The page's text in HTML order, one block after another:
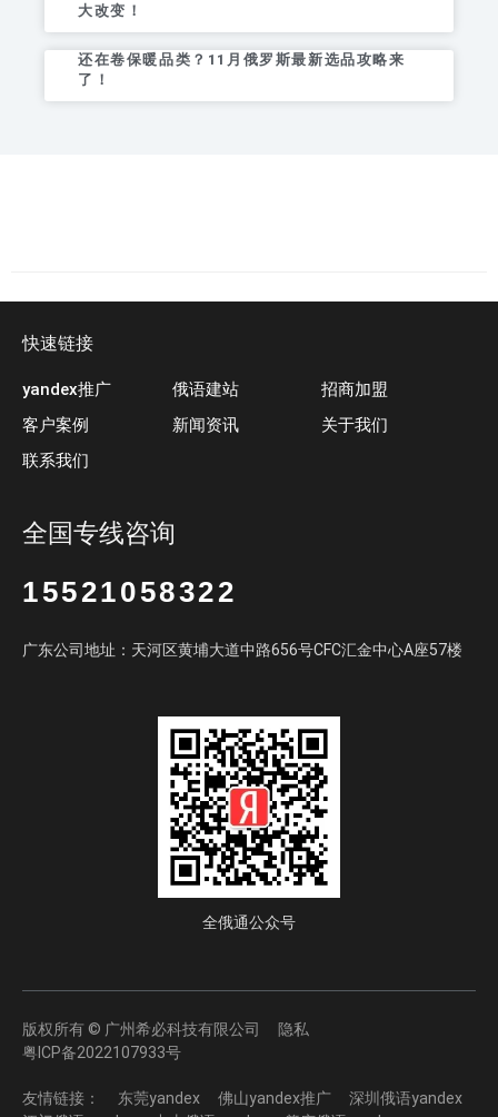
大改变！
还在卷保暖品类？11月俄罗斯最新选品攻略来
了！
快速链接
yandex推广
客户案例
联系我们
俄语建站
新闻资讯
招商加盟
关于我们
全国专线咨询
15521058322
广东公司地址：天河区黄埔大道中路656号CFC汇金中心A座57楼
全俄通公众号
版权所有 © 广州希必科技有限公司
隐私
粤ICP备2022107933号
友情链接： 东莞yandex 佛山yandex推广
深圳俄语yandex